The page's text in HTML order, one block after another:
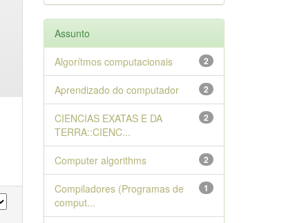
Assunto
2
Algorítmos computacionais
2
Aprendizado do computador
2
CIENCIAS EXATAS E DA
TERRA::CIENC...
2
Computer algorithms
1
Compiladores (Programas de
comput...